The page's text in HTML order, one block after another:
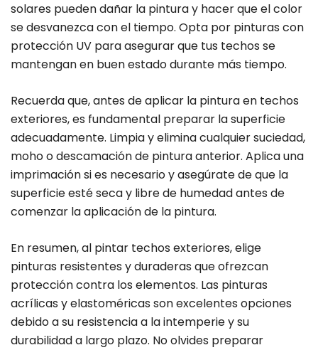
solares pueden dañar la pintura y hacer que el color
se desvanezca con el tiempo. Opta por pinturas con
protección UV para asegurar que tus techos se
mantengan en buen estado durante más tiempo.
Recuerda que, antes de aplicar la pintura en techos
exteriores, es fundamental preparar la superficie
adecuadamente. Limpia y elimina cualquier suciedad,
moho o descamación de pintura anterior. Aplica una
imprimación si es necesario y asegúrate de que la
superficie esté seca y libre de humedad antes de
comenzar la aplicación de la pintura.
En resumen, al pintar techos exteriores, elige
pinturas resistentes y duraderas que ofrezcan
protección contra los elementos. Las pinturas
acrílicas y elastoméricas son excelentes opciones
debido a su resistencia a la intemperie y su
durabilidad a largo plazo. No olvides preparar